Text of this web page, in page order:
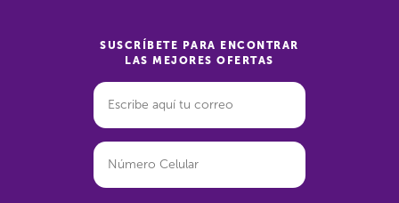
SUSCRÍBETE PARA ENCONTRAR
LAS MEJORES OFERTAS